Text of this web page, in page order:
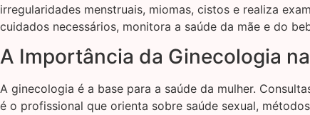
irregularidades menstruais, miomas, cistos e realiza
cuidados necessários, monitora a saúde da mãe e do
A Importância da Ginecologia
A ginecologia é a base para a saúde da mulher.
é o profissional que orienta sobre saúde sexual,